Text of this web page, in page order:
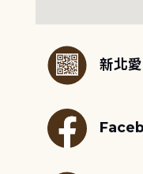
新北